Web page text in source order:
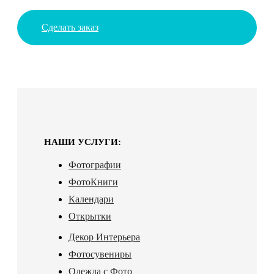
Сделать заказ
НАШИ УСЛУГИ:
Фотографии
ФотоКниги
Календари
Открытки
Декор Интерьера
Фотосувениры
Одежда с Фото